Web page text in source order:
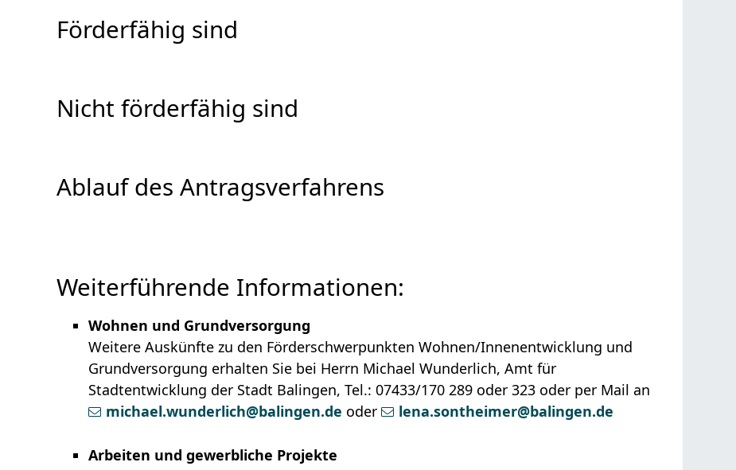
Förderfähig sind
Nicht förderfähig sind
Ablauf des Antragsverfahrens
Weiterführende Informationen:
Wohnen und Grundversorgung
Weitere Auskünfte zu den Förderschwerpunkten Wohnen/Innenentwicklung und
Grundversorgung erhalten Sie bei Herrn Michael Wunderlich, Amt für
Stadtentwicklung der Stadt Balingen, Tel.: 07433/170 289 oder 323 oder per Mail an
michael.wunderlich@balingen.de oder lena.sontheimer@balingen.de
Arbeiten und gewerbliche Projekte